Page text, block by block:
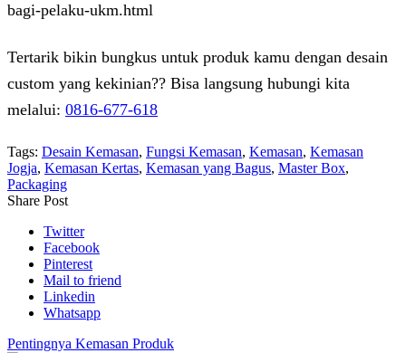
bagi-pelaku-ukm.html
Tertarik bikin bungkus untuk produk kamu dengan desain
custom yang kekinian?? Bisa langsung hubungi kita
melalui: 0816-677-618
Tags: Desain Kemasan, Fungsi Kemasan, Kemasan, Kemasan
Jogja, Kemasan Kertas, Kemasan yang Bagus, Master Box,
Packaging
Share Post
Twitter
Facebook
Pinterest
Mail to friend
Linkedin
Whatsapp
Pentingnya Kemasan Produk